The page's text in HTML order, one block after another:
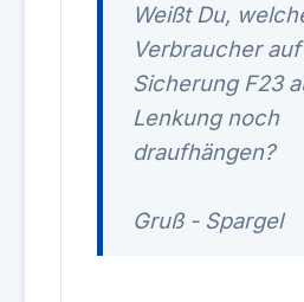
Weißt Du,
Verbraucher
Sicherung F23
Lenkung noch
draufhängen?
Gruß - Spargel